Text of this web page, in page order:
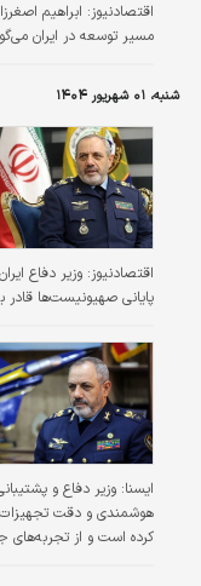
اقتصادنیوز: ابراهیم
مسیر توسعه در ایران
شنبه، ۰۱ شهریور ۱۴۰۴
اقتصادنیوز:
پایانی صهیونیست‌ها
ايسنا: وزیر دفاع و
هوشمندی و دقت